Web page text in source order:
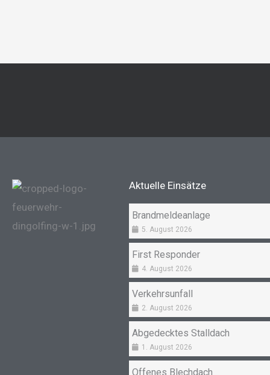
Aktuelle Einsätze
Brandmeldeanlage
5. August 2026
First Responder
4. August 2026
Verkehrsunfall
2. August 2026
Abgedecktes Stalldach
1. August 2026
Offenes Blechdach